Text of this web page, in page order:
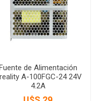
de Alimentación
A-100FGC-24 24V
4.2A